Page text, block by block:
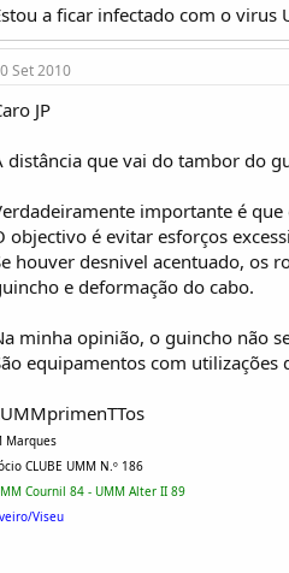
a ficar infectado com o virus
Set 2010
JP
distância que vai do tambor do
importante é
objectivo é evitar esforços
houver desnivel acentuado, os
e deformação do cabo.
minha opinião, o guincho não
equipamentos com
Marques
CLUBE UMM N.º 186
Cournil 84 - UMM Alter II 89
Viseu